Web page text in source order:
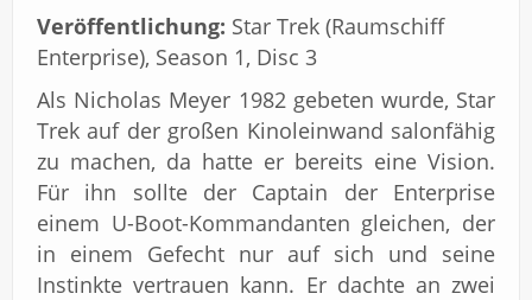
Veröffentlichung: Star Trek (Raumschiff
Enterprise), Season 1, Disc 3
Als Nicholas Meyer 1982 gebeten wurde, Star
Trek auf der großen Kinoleinwand salonfähig
zu machen, da hatte er bereits eine Vision.
Für ihn sollte der Captain der Enterprise
einem U-Boot-Kommandanten gleichen, der
in einem Gefecht nur auf sich und seine
Instinkte vertrauen kann. Er dachte an zwei